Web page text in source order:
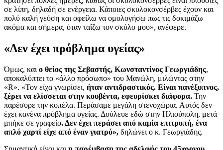
σε λίπη, δηλαδή σε ενέργεια. Κάποιες σκυλοκονσέρβες έχουν και
πολύ καλή γεύση και οφείλω να ομολογήσω πως τις δοκιμάζω
ακόμα και σήμερα, όταν ταΐζω τον σκύλο μου», ανέφερε.
«Δεν έχει πρόβλημα υγείας»
Όμως, και ο θείος της Σεβαστής, Κωνσταντίνος Γεωργιάδης,
αποκαλύπτει το «άλλο πρόσωπο» του Μανώλη, μιλώντας στην
«R». «Τον είχα γνωρίσει, ήταν αντιδραστικός. Είναι πανέξυπνος,
ξέρει να ελίσσεται στην κουβέντα, εφευρίσκει διάφορα. Την
παρέσυρε την κοπέλα. Περάσαμε μεγάλη στενοχώρια. Αυτός δεν
έχει κανένα πρόβλημα υγείας. Δούλευε εδώ στην Ηλιούπολη, μετά
μπήκε σε γραφείο. Δεν έχει περάσει από καμία επιτροπή, ένα
απλό χαρτί είχε από έναν γιατρό», δηλώνει ο κ. Γεωργιάδης.